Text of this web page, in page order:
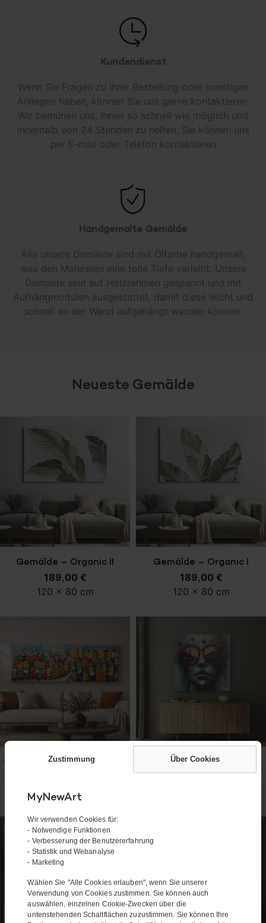
Kundendienst
Wenn Sie Fragen zu Ihrer Bestellung oder sonstigen
Anliegen haben, können Sie uns gerne kontaktieren.
Wir bemühen uns, Ihnen so schnell wie möglich und
innerhalb von 24 Stunden zu helfen. Sie können uns
per E-mail oder Telefon kontaktieren
Handgemalte Gemälde
Alle unsere Gemälde sind mit Ölfarbe handgemalt,
was den Malereien eine tolle Tiefe verleiht. Unsere
Gemälde sind auf Holzrahmen gespannt und mit
Aufhängmodulen ausgestattet, damit diese leicht und
schnell an der Wand aufgehängt werden können.
Neueste Gemälde
In den Warenkorb
Gemälde – Organic II
189,00 €
120 x 80 cm
In den Warenkorb
Gemälde – Organic I
189,00 €
120 x 80 cm
In den Warenkorb
Gemälde – Out and about
160 x 60 cm
In den Warenkorb
Gemälde – Eyes of the
Beholder
Zustimmung Über Cookies
MyNewArt
Wir verwenden Cookies für:
- Notwendige Funktionen
- Verbesserung der Benutzererfahrung
- Statistik und Webanalyse
- Marketing
Wählen Sie "Alle Cookies erlauben", wenn Sie unserer
Verwendung von Cookies zustimmen. Sie können auch
auswählen, einzelnen Cookie-Zwecken über die
untenstehenden Schaltflächen zuzustimmen. Sie können Ihre
Möchten Sie eine Geschenkkarte im Wert